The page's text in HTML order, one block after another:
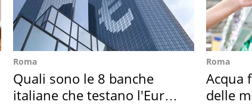
Roma
Quali sono le 8 banche
italiane che testano l'Euro
Roma
Acqua
delle